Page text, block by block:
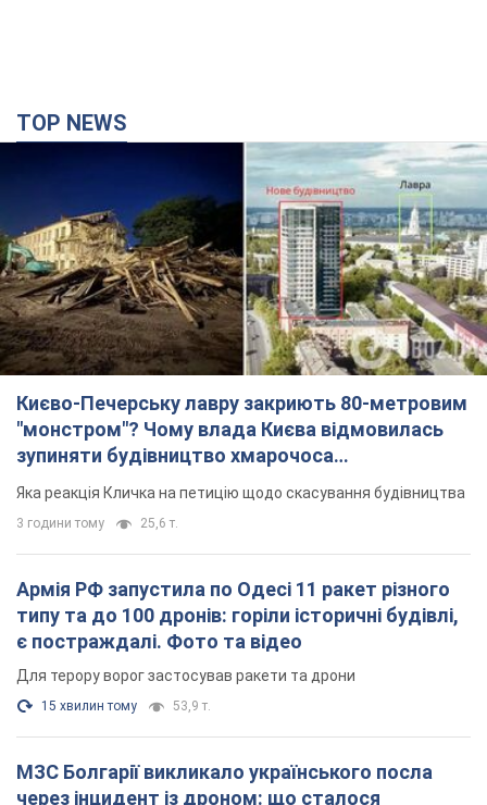
TOP NEWS
Києво-Печерську лавру закриють 80-метровим
"монстром"? Чому влада Києва відмовилась
зупиняти будівництво хмарочоса
"московського вірянина"
Яка реакція Кличка на петицію щодо скасування будівництва
3 години тому 25,6 т.
Армія РФ запустила по Одесі 11 ракет різного
типу та до 100 дронів: горіли історичні будівлі,
є постраждалі. Фото та відео
Для терору ворог застосував ракети та дрони
15 хвилин тому 53,9 т.
МЗС Болгарії викликало українського посла
через інцидент із дроном: що сталося